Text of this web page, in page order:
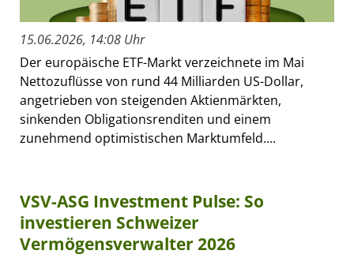
15.06.2026, 14:08 Uhr
Der europäische ETF-Markt verzeichnete im Mai
Nettozuflüsse von rund 44 Milliarden US-Dollar,
angetrieben von steigenden Aktienmärkten,
sinkenden Obligationsrenditen und einem
zunehmend optimistischen Marktumfeld....
VSV-ASG Investment Pulse: So
investieren Schweizer
Vermögensverwalter 2026